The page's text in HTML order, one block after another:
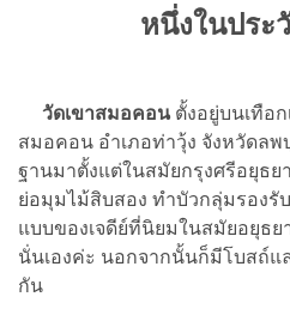
หนึ่งในประ
วัดเขาสมอคอนตั้งอยู่บนเทือ
สมอคอน อำเภอท่าวุ้ง จังหวัดลพ
ฐานมาตั้งแต่ในสมัยกรุงศรีอยุธย
ย่อมุมไม้สิบสอง ทำบัวกลุ่มรองรั
แบบของเจดีย์ที่นิยมในสมัยอยุธ
นั่นเองค่ะ นอกจากนั้นก็มีโบสถ์
กัน